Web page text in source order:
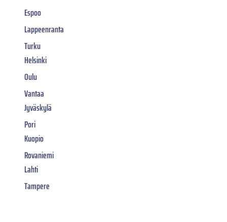
Espoo
Lappeenranta
Turku
Helsinki
Oulu
Vantaa
Jyväskylä
Pori
Kuopio
Rovaniemi
Lahti
Tampere